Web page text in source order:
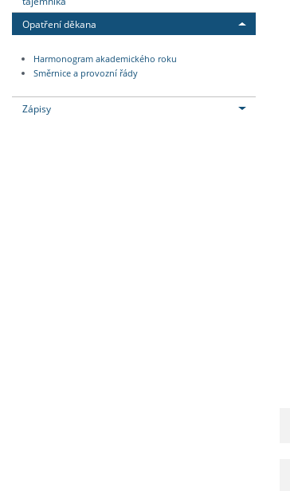
Opatření děkana
Harmonogram akademického roku
Směrnice a provozní řády
Zápisy